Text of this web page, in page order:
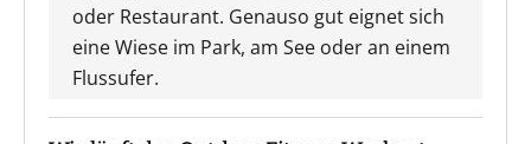
oder Restaurant. Genauso gut eignet sich
eine Wiese im Park, am See oder an einem
Flussufer.